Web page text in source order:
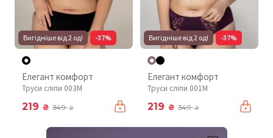
Вигідніше від 2 од! -37%
Елегант комфорт
Труси сліпи 003М
219 ₴ 349₴
Вигідніше від 2 од! -37%
Елегант комфорт
Труси сліпи 001М
219 ₴ 349₴